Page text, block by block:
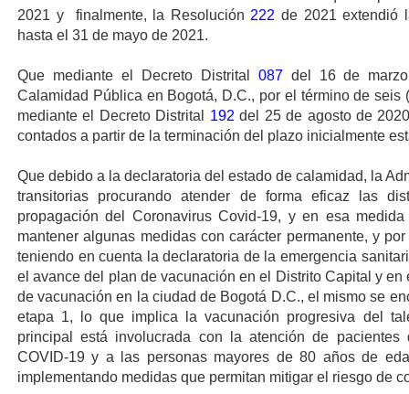
2021 y finalmente, la Resolución 222 de 2021 extendió
hasta el 31 de mayo de 2021.
Que mediante el Decreto Distrital 087del 16 de
Calamidad Pública en Bogotá, D.C., por el término de seis
mediante el Decreto Distrital 192 del 25 de agosto de
contados a partir de la terminación del plazo inicialmente
Que debido a la declaratoria del estado de calamidad, la
transitorias procurando atender de forma eficaz las
propagación del Coronavirus Covid-19, y en esa
mantener algunas medidas con carácter permanente, y
teniendo en cuenta la declaratoria de la emergencia
el avance del plan de vacunación en el Distrito Capital y
de vacunación en la ciudad de Bogotá D.C., el mismo se
etapa 1, lo que implica la vacunación progresiva del
principal está involucrada con la atención de pacientes
COVID-19 y a las personas mayores de 80 años de
implementando medidas que permitan mitigar el riesgo de